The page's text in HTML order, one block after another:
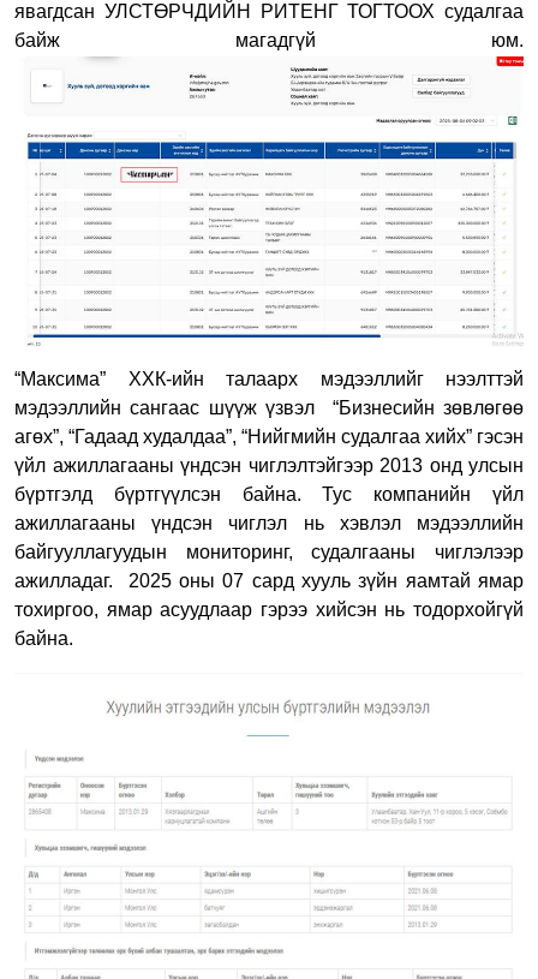
явагдсан УЛСТӨРЧДИЙН РИТЕНГ ТОГТООХ судалгаа
байж магадгүй юм.
“Максима” ХХК-ийн талаарх мэдээллийг нээлттэй
мэдээллийн сангаас шүүж үзвэл “Бизнесийн зөвлөгөө
агөх”, “Гадаад худалдаа”, “Нийгмийн судалгаа хийх” гэсэн
үйл ажиллагааны үндсэн чиглэлтэйгээр 2013 онд улсын
бүртгэлд бүртгүүлсэн байна. Тус компанийн үйл
ажиллагааны үндсэн чиглэл нь хэвлэл мэдээллийн
байгууллагуудын мониторинг, судалгааны чиглэлээр
ажилладаг. 2025 оны 07 сард хууль зүйн яамтай ямар
тохиргоо, ямар асуудлаар гэрээ хийсэн нь тодорхойгүй
байна.